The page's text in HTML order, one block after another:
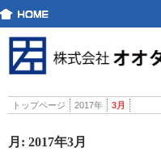
トップページ 2017年 3月
月: 2017年3月